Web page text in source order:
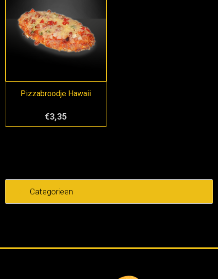
Pizzabroodje Hawaii
€3,35
Categorieen